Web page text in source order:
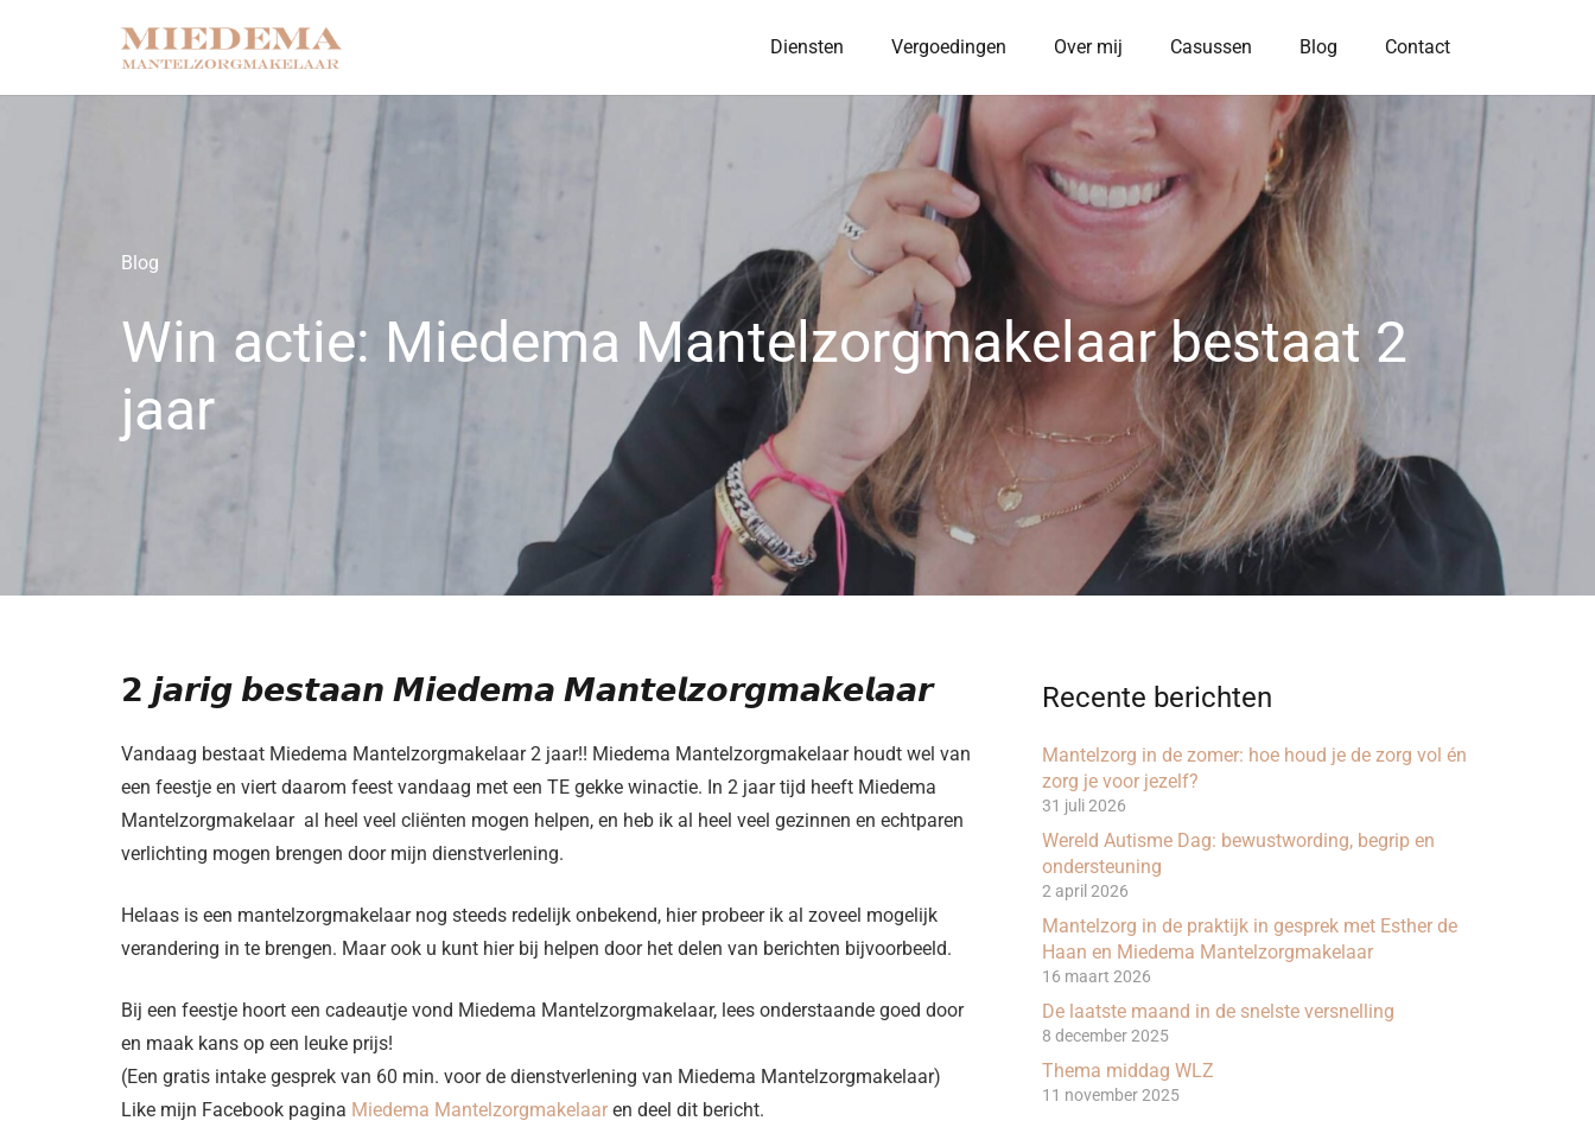
Diensten Vergoedingen Over mij Casussen Blog Contact
Blog
Win actie: Miedema Mantelzorgmakelaar bestaat 2
jaar
𝟮 𝙟𝙖𝙧𝙞𝙜 𝙗𝙚𝙨𝙩𝙖𝙖𝙣 𝙈𝙞𝙚𝙙𝙚𝙢𝙖 𝙈𝙖𝙣𝙩𝙚𝙡𝙯𝙤𝙧𝙜𝙢𝙖𝙠𝙚𝙡𝙖𝙖𝙧
Vandaag bestaat Miedema Mantelzorgmakelaar 2 jaar!! Miedema Mantelzorgmakelaar houdt wel van
een feestje en viert daarom feest vandaag met een TE gekke winactie. In 2 jaar tijd heeft Miedema
Mantelzorgmakelaar al heel veel cliënten mogen helpen, en heb ik al heel veel gezinnen en echtparen
verlichting mogen brengen door mijn dienstverlening.
Helaas is een mantelzorgmakelaar nog steeds redelijk onbekend, hier probeer ik al zoveel mogelijk
verandering in te brengen. Maar ook u kunt hier bij helpen door het delen van berichten bijvoorbeeld.
Bij een feestje hoort een cadeautje vond Miedema Mantelzorgmakelaar, lees onderstaande goed door
en maak kans op een leuke prijs!
(Een gratis intake gesprek van 60 min. voor de dienstverlening van Miedema Mantelzorgmakelaar)
Like mijn Facebook pagina Miedema Mantelzorgmakelaar en deel dit bericht.
Recente berichten
Mantelzorg in de zomer: hoe houd je de zorg vol én
zorg je voor jezelf?
31 juli 2026
Wereld Autisme Dag: bewustwording, begrip en
ondersteuning
2 april 2026
Mantelzorg in de praktijk in gesprek met Esther de
Haan en Miedema Mantelzorgmakelaar
16 maart 2026
De laatste maand in de snelste versnelling
8 december 2025
Thema middag WLZ
11 november 2025